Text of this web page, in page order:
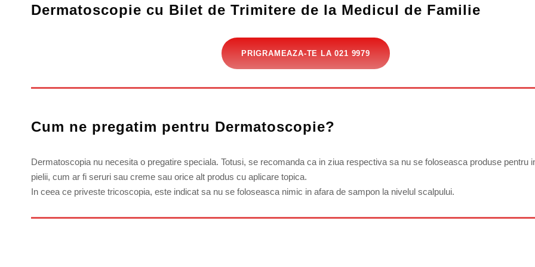
Dermatoscopie cu Bilet de Trimitere de la Medicul de Familie
PRIGRAMEAZA-TE LA 021 9979
Cum ne pregatim pentru Dermatoscopie?
Dermatoscopia nu necesita o pregatire speciala. Totusi, se recomanda ca in ziua respectiva sa nu se foloseasca produse pentru
pielii, cum ar fi seruri sau creme sau orice alt produs cu aplicare topica.
In ceea ce priveste tricoscopia, este indicat sa nu se foloseasca nimic in afara de sampon la nivelul scalpului.